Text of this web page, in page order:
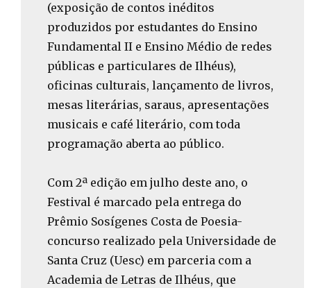
(exposição de contos inéditos
produzidos por estudantes do Ensino
Fundamental II e Ensino Médio de redes
públicas e particulares de Ilhéus),
oficinas culturais, lançamento de livros,
mesas literárias, saraus, apresentações
musicais e café literário, com toda
programação aberta ao público.
Com 2ª edição em julho deste ano, o
Festival é marcado pela entrega do
Prêmio Sosígenes Costa de Poesia-
concurso realizado pela Universidade de
Santa Cruz (Uesc) em parceria com a
Academia de Letras de Ilhéus, que